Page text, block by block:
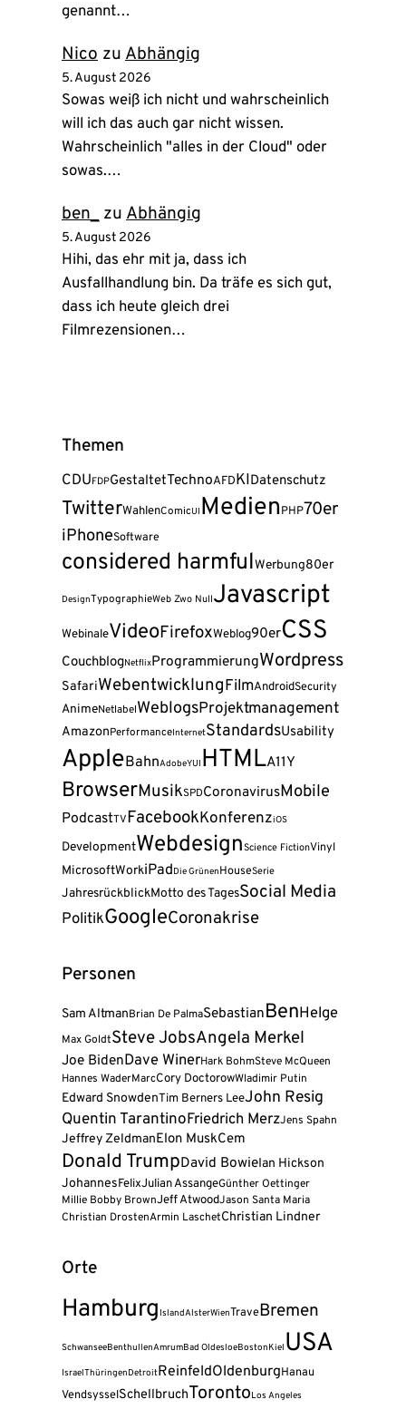
genannt…
Nico zu Abhängig
5. August 2026
Sowas weiß ich nicht und wahrscheinlich
will ich das auch gar nicht wissen.
Wahrscheinlich "alles in der Cloud" oder
sowas.…
ben_zu Abhängig
5. August 2026
Hihi, das ehr mit ja, dass ich
Ausfallhandlung bin. Da träfe es sich gut,
dass ich heute gleich drei
Filmrezensionen…
Themen
CDUFDPGestaltetTechnoAFDKIDatenschutz
TwitterWahlenComicUI MedienPHP70er
iPhoneSoftware
considered harmfulWerbung80er
DesignTypographieWeb Zwo NullJavascript
WebinaleVideoFirefoxWeblog90erCSS
CouchblogNetflixProgrammierungWordpress
SafariWebentwicklungFilmAndroidSecurity
AnimeNetlabelWeblogsProjektmanagement
AmazonPerformanceInternetStandardsUsability
AppleBahnAdobeYUI HTMLA11Y
BrowserMusikSPDCoronavirusMobile
PodcastTVFacebookKonferenziOS
DevelopmentWebdesignScience FictionVinyl
MicrosoftWorkiPadDie GrünenHouseSerie
JahresrückblickMotto des TagesSocial Media
PolitikGoogleCoronakrise
Personen
Sam AltmanBrian De PalmaSebastianBenHelge
Max GoldtSteve JobsAngela Merkel
Joe BidenDave WinerHark BohmSteve McQueen
Hannes WaderMarcCory DoctorowWladimir Putin
Edward SnowdenTim Berners LeeJohn Resig
Quentin TarantinoFriedrich MerzJens Spahn
Jeffrey ZeldmanElon MuskCem
Donald TrumpDavid BowieIan Hickson
JohannesFelixJulian AssangeGünther Oettinger
Millie Bobby BrownJeff AtwoodJason Santa Maria
Christian DrostenArmin LaschetChristian Lindner
Orte
Hamburg IslandAlsterWienTraveBremen
SchwanseeBenthullenAmrumBad OldesloeBostonKiel USA
IsraelThüringenDetroitReinfeldOldenburgHanau
VendsysselSchellbruchTorontoLos Angeles